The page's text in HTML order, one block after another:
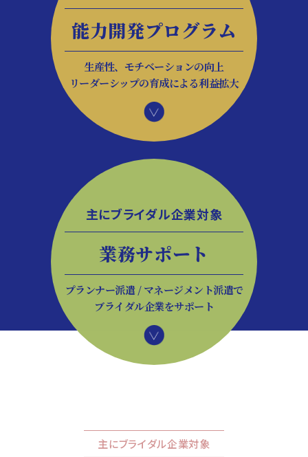
能力開発プログラム
生産性、モチベーションの向上
リーダーシップの育成による利益拡大
主にブライダル企業対象
業務サポート
プランナー派遣 / マネージメント派遣で
ブライダル企業をサポート
主にブライダル企業対象